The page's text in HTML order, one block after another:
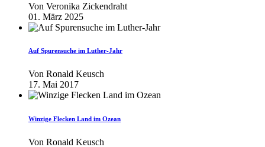
Von Veronika Zickendraht
01. März 2025
Auf Spurensuche im Luther-Jahr
Von Ronald Keusch
17. Mai 2017
Winzige Flecken Land im Ozean
Von Ronald Keusch